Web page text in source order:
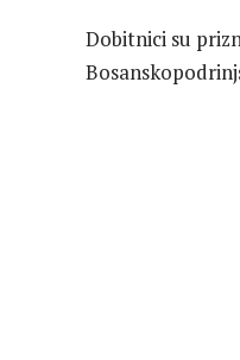
Dobitnici su